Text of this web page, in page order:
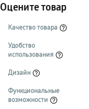
Оцените товар
Качество товара
Удобство
использования
Дизайн
Функциональные
возможности